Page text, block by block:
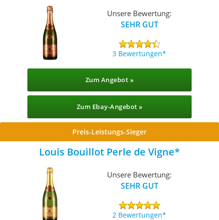
Unsere Bewertung:
SEHR GUT
3 Bewertungen
Zum Angebot »
Zum Ebay-Angebot »
Preis-Leistungs-Sieger
Louis Bouillot Perle de Vigne
Unsere Bewertung:
SEHR GUT
2 Bewertungen